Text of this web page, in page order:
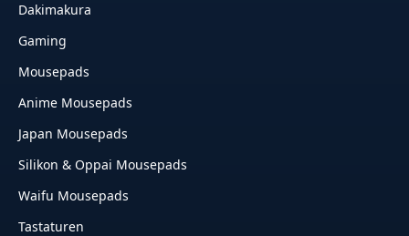
Dakimakura
Gaming
Mousepads
Anime Mousepads
Japan Mousepads
Silikon & Oppai Mousepads
Waifu Mousepads
Tastaturen